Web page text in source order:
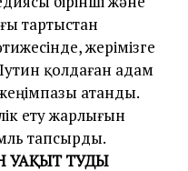
тартыстан
жерімізге
қолдаған адам
атанды.
ету жарлығын
тапсырды.
УАҚЫТ ТУДЫ